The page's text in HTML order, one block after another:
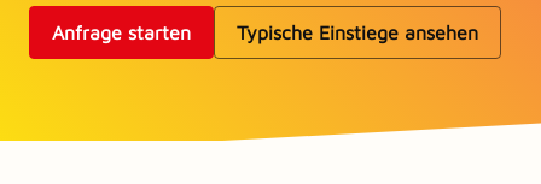
Anfrage starten Typische Einstiege ansehen